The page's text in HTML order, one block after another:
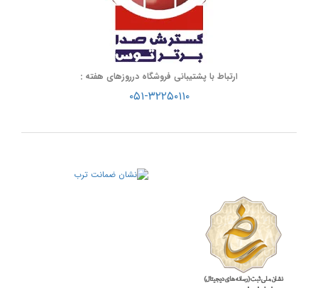
ارتباط با پشتیبانی فروشگاه درروزهای هفته :
۰۵۱-۳۲۲۵۰۱۱۰